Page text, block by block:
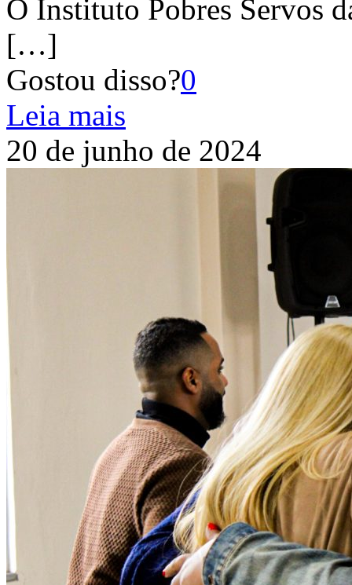
O Instituto Pobres Servos
[…]
Gostou disso?0
Leia mais
20 de junho de 2024